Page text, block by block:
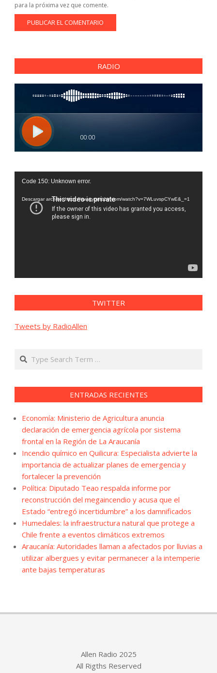
para la próxima vez que comente.
RADIO
Reproductor
vídeo
Code 150: Unknown error.
Descargar archivo: https://www.youtube.com/watch?v=7WLuvspCYwE&_=1
TWITTER
Tweets by RadioAllen
Search
ENTRADAS RECIENTES
Economía: Ministerio de Agricultura anuncia
declaración de emergencia agrícola por sistema
frontal en la Región de La Araucanía
Incendio químico en Quilicura: Especialista advierte la
importancia de actualizar planes de emergencia y
fortalecer la prevención
Política: Diputado Teao respalda informe por
reconstrucción del megaincendio y acusa que el
Estado “entregó incertidumbre” a los damnificados
Humedales: la infraestructura natural que protege a
Chile frente a eventos climáticos extremos
Araucanía: Autoridades llaman a afectados por lluvias a
utilizar albergues y evitar permanecer a la intemperie
ante bajas temperaturas
Allen Radio 2025
All Rigths Reserved